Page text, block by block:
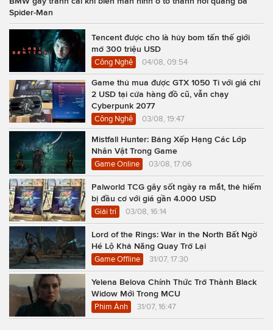
Spider-Man
Tencent được cho là hủy bom tấn thế giới
mở 300 triệu USD
Công Nghệ 04/08, 09:54
Game thủ mua được GTX 1050 Ti với giá chỉ
2 USD tại cửa hàng đồ cũ, vẫn chạy
Cyberpunk 2077
Công Nghệ 03/08, 19:47
Mistfall Hunter: Bảng Xếp Hạng Các Lớp
Nhân Vật Trong Game
Game Online 03/08, 17:06
Palworld TCG gây sốt ngày ra mắt, thẻ hiếm
bị đầu cơ với giá gần 4.000 USD
Giải trí 03/08, 16:14
Lord of the Rings: War in the North Bất Ngờ
Hé Lộ Khả Năng Quay Trở Lại
Game Offline 31/07, 17:30
Yelena Belova Chính Thức Trở Thành Black
Widow Mới Trong MCU
Phim Ảnh 31/07, 16:47